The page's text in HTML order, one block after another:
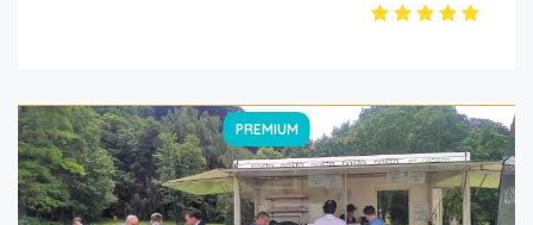
PREMIUM